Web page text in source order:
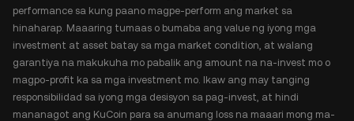
performance sa kung paano magpe-perform ang market sa
hinaharap. Maaaring tumaas o bumaba ang value ng iyong mga
investment at asset batay sa mga market condition, at walang
garantiya na makukuha mo pabalik ang amount na na-invest mo o
magpo-profit ka sa mga investment mo. Ikaw ang may tanging
responsibilidad sa iyong mga desisyon sa pag-invest, at hindi
mananagot ang KuCoin para sa anumang loss na maaari mong ma-